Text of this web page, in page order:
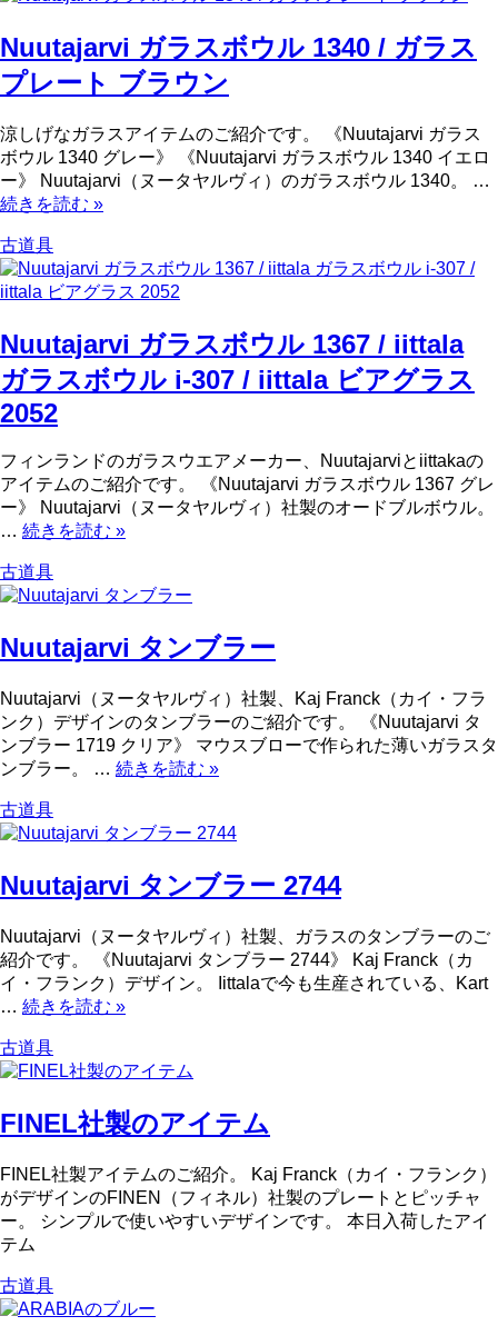
Nuutajarvi ガラスボウル 1340 / ガラス
プレート ブラウン
涼しげなガラスアイテムのご紹介です。 《Nuutajarvi ガラス
ボウル 1340 グレー》 《Nuutajarvi ガラスボウル 1340 イエロ
ー》 Nuutajarvi（ヌータヤルヴィ）のガラスボウル 1340。 …
続きを読む »
古道具
Nuutajarvi ガラスボウル 1367 / iittala
ガラスボウル i-307 / iittala ビアグラス
2052
フィンランドのガラスウエアメーカー、Nuutajarviとiittakaの
アイテムのご紹介です。 《Nuutajarvi ガラスボウル 1367 グレ
ー》 Nuutajarvi（ヌータヤルヴィ）社製のオードブルボウル。
… 続きを読む »
古道具
Nuutajarvi タンブラー
Nuutajarvi（ヌータヤルヴィ）社製、Kaj Franck（カイ・フラ
ンク）デザインのタンブラーのご紹介です。 《Nuutajarvi タ
ンブラー 1719 クリア》 マウスブローで作られた薄いガラスタ
ンブラー。 … 続きを読む »
古道具
Nuutajarvi タンブラー 2744
Nuutajarvi（ヌータヤルヴィ）社製、ガラスのタンブラーのご
紹介です。 《Nuutajarvi タンブラー 2744》 Kaj Franck（カ
イ・フランク）デザイン。 Iittalaで今も生産されている、Kart
… 続きを読む »
古道具
FINEL社製のアイテム
FINEL社製アイテムのご紹介。 Kaj Franck（カイ・フランク）
がデザインのFINEN（フィネル）社製のプレートとピッチャ
ー。 シンプルで使いやすいデザインです。 本日入荷したアイ
テム
古道具